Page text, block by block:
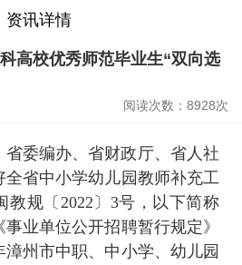
资讯详情
高校优秀师范毕业生“双向选
阅读次数：8928次
省委编办、省财政厅、省人社
省中小学幼儿园教师补充工
教规〔2022〕3号，以下简称
事业单位公开招聘暂行规定》
漳州市中职、中小学、幼儿园